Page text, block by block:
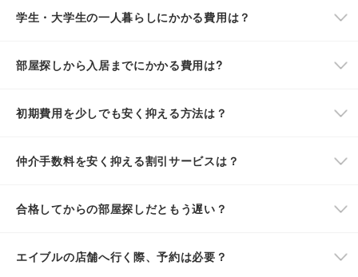
学生・大学生の一人暮らしにかかる費用は？
部屋探しから入居までにかかる費用は?
初期費用を少しでも安く抑える方法は？
仲介手数料を安く抑える割引サービスは？
合格してからの部屋探しだともう遅い？
エイブルの店舗へ行く際、予約は必要？